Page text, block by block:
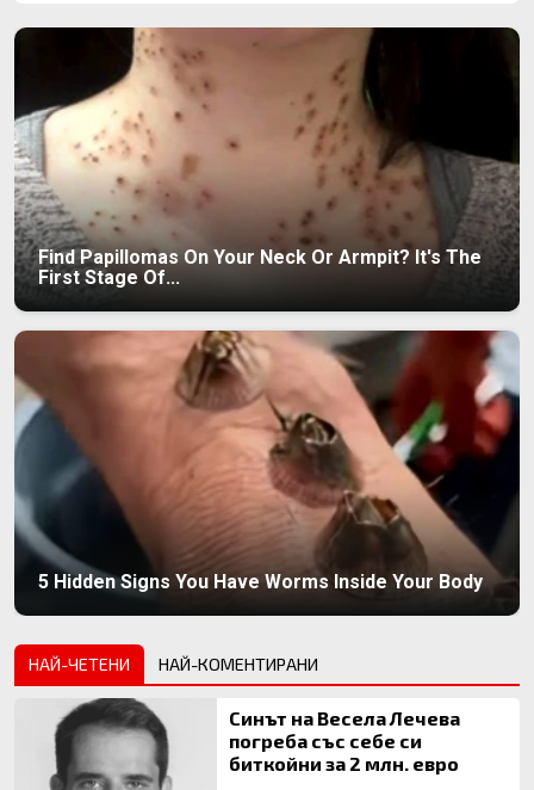
Find Papillomas On Your Neck Or Armpit? It's The
First Stage Of...
5 Hidden Signs You Have Worms Inside Your Body
НАЙ-ЧЕТЕНИ НАЙ-КОМЕНТИРАНИ
Синът на Весела Лечева
погреба със себе си
биткойни за 2 млн. евро